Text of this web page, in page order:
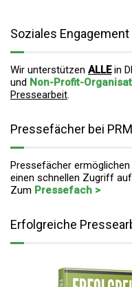
Soziales Engagement
Wir unterstützen ALLEin
und Non-Profit-
Pressearbeit.
Pressefächer bei
Pressefächer
einen schnellen Zugriff
Zum Pressefach >
Erfolgreiche